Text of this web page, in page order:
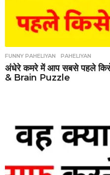
FUNNY PAHELIYAN ,PAHELIYAN
अंधेरे कमरे में आप सबसे पहले
& Brain Puzzle